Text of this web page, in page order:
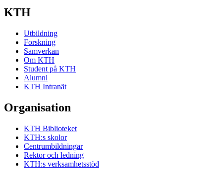
KTH
Utbildning
Forskning
Samverkan
Om KTH
Student på KTH
Alumni
KTH Intranät
Organisation
KTH Biblioteket
KTH:s skolor
Centrumbildningar
Rektor och ledning
KTH:s verksamhetsstöd